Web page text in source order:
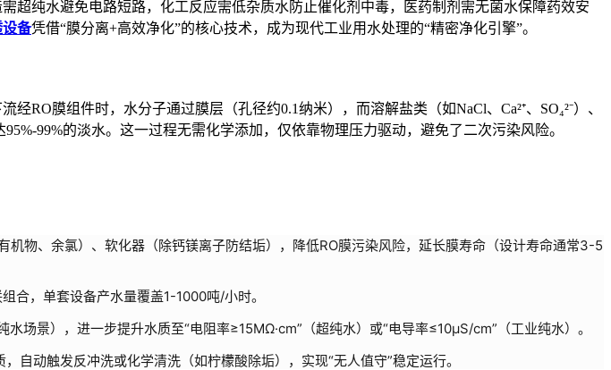
纯水避免电路短路，化工反应需低杂质水防止催化剂中毒，医药制剂需无菌水保障药效安
设备凭借“膜分离+高效净化”的核心技术，成为现代工业用水处理的“精密净化引擎”。
RO膜组件时，水分子通过膜层（孔径约0.1纳米），而溶解盐类（如NaCl、Ca²⁺、SO₄²⁻）、
99%的淡水。这一过程无需化学添加，仅依靠物理压力驱动，避免了二次污染风险。
物、余氯）、软化器（除钙镁离子防结垢），降低RO膜污染风险，延长膜寿命（设计寿命通常3-5
合，单套设备产水量覆盖1-1000吨/小时。
场景），进一步提升水质至“电阻率≥15MΩ·cm”（超纯水）或“电导率≤10μS/cm”（工业纯水）。
动触发反冲洗或化学清洗（如柠檬酸除垢），实现“无人值守”稳定运行。